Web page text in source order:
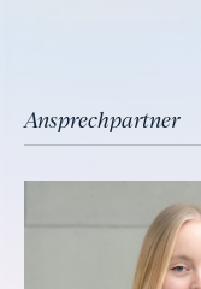
Ansprechpartner